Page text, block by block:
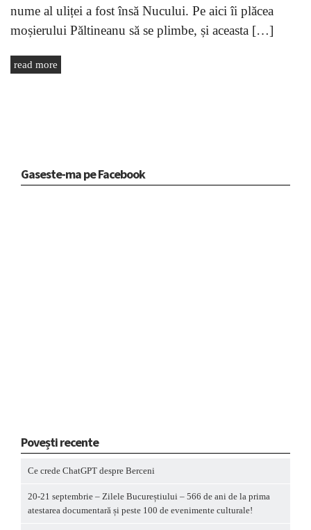
nume al uliței a fost însă Nucului. Pe aici îi plăcea
moșierului Păltineanu să se plimbe, și aceasta […]
read more
Gaseste-ma pe Facebook
Povești recente
Ce crede ChatGPT despre Berceni
20-21 septembrie – Zilele Bucureștiului – 566 de ani de la prima
atestarea documentară și peste 100 de evenimente culturale!